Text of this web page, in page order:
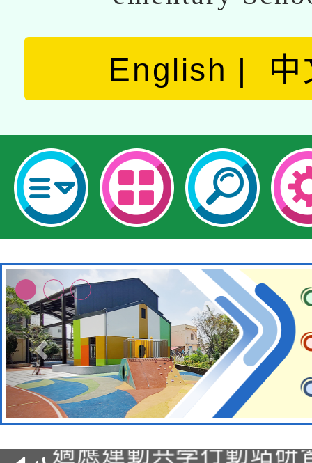
English 中
本校115學年度第2次
招甄選結果公告(無人
適應運動共學行動站研